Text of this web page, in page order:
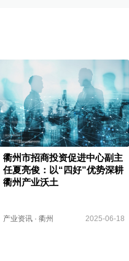
衢州市招商投资促进中心副主
任夏亮俊：以“四好”优势深耕
衢州产业沃土
产业资讯 · 衢州 2025-06-18